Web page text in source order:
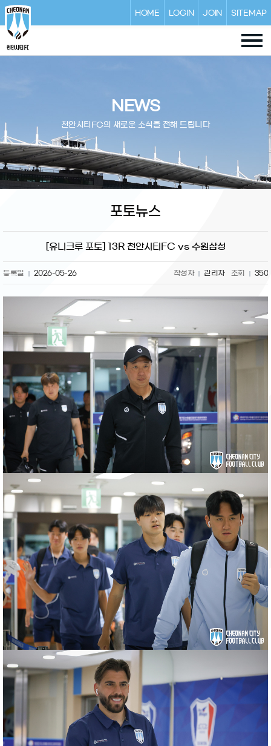
HOME LOGIN JOIN SITEMAP
NEWS
천안시티FC의 새로운 소식을 전해 드립니다
포토뉴스
[유니크루 포토] 13R 천안시티FC vs 수원삼성
등록일 2026-05-26 작성자 관리자 조회 350